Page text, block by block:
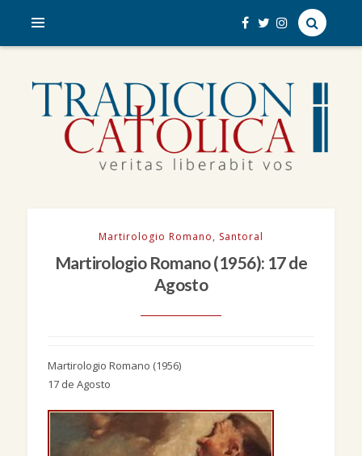
Martirologio Romano, Santoral
Martirologio Romano (1956): 17 de
Agosto
Martirologio Romano (1956)
17 de Agosto